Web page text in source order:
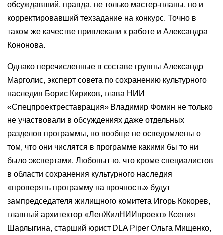
обсуждавший, правда, не только мастер-планы, но и
корректировавший техзадание на конкурс. Точно в
таком же качестве привлекали к работе и Александра
Кононова.
Однако перечисленные в составе группы Александр
Марголис, эксперт совета по сохранению культурного
наследия Борис Кириков, глава НИИ
«Спецпроектреставрация» Владимир Фомин не только
не участвовали в обсуждениях даже отдельных
разделов программы, но вообще не осведомлены о
том, что они числятся в программе какими бы то ни
было экспертами. Любопытно, что кроме специалистов
в области сохранения культурного наследия
«проверять программу на прочность» будут
зампредседателя жилищного комитета Игорь Кокорев,
главный архитектор «ЛенЖилНИИпроект» Ксения
Шарлыгина, старший юрист DLA Piper Ольга Мищенко,